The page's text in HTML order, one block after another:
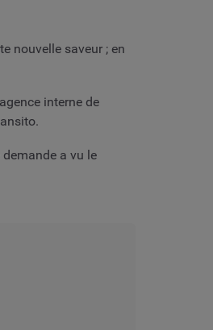
nouvelle saveur ; en
interne de
a vu le